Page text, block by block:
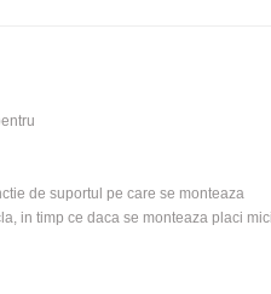
de suportul pe care se monteaza
in timp ce daca se monteaza placi